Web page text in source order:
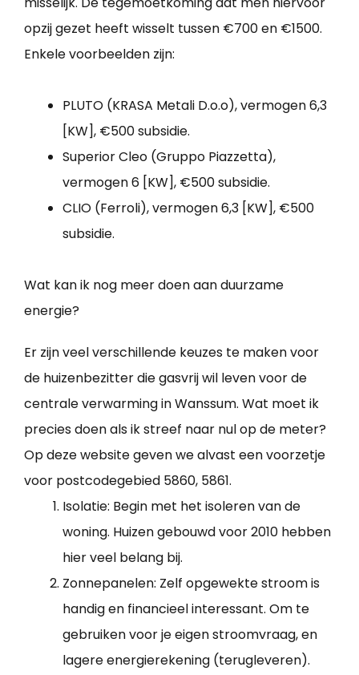
opzij gezet heeft wisselt tussen €700 en €1500.
Enkele voorbeelden zijn:
PLUTO (KRASA Metali D.o.o), vermogen 6,3
[KW], €500 subsidie.
Superior Cleo (Gruppo Piazzetta),
vermogen 6 [KW], €500 subsidie.
CLIO (Ferroli), vermogen 6,3 [KW], €500
subsidie.
Wat kan ik nog meer doen aan duurzame
energie?
Er zijn veel verschillende keuzes te maken voor
de huizenbezitter die gasvrij wil leven voor de
centrale verwarming in Wanssum. Wat moet ik
precies doen als ik streef naar nul op de meter?
Op deze website geven we alvast een voorzetje
voor postcodegebied 5860, 5861.
Isolatie: Begin met het isoleren van de
woning. Huizen gebouwd voor 2010 hebben
hier veel belang bij.
Zonnepanelen: Zelf opgewekte stroom is
handig en financieel interessant. Om te
gebruiken voor je eigen stroomvraag, en
lagere energierekening (terugleveren).